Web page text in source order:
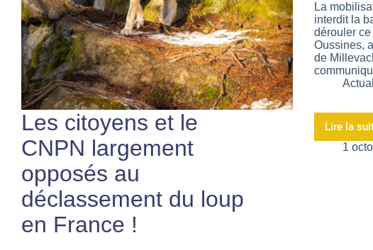
Les citoyens et le
CNPN largement
opposés au
déclassement du loup
en France !
La
interdit la
dérouler
Oussines,
de
Lire la
1